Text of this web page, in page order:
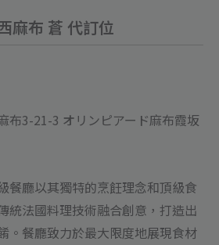
麻布 蒼 代訂位
布3-21-3 オリンピアード麻布霞坂
餐廳以其獨特的烹飪理念和頂級食
統法國料理技術融合創意，打造出
。餐廳致力於最大限度地展現食材